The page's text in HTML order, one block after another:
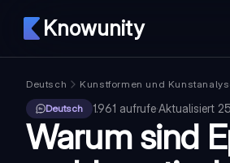
Knowunity
Deutsch Kunstformen und
Deutsch
1.961 aufrufe·Aktualisiert
Warum sind